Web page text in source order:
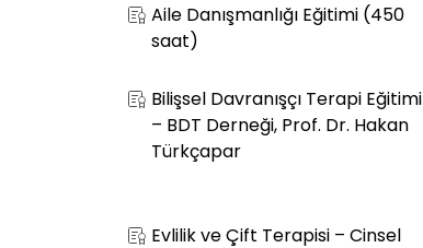
Aile Danışmanlığı Eğitimi (450
saat)
Bilişsel Davranışçı Terapi Eğitimi
– BDT Derneği, Prof. Dr. Hakan
Türkçapar
Evlilik ve Çift Terapisi – Cinsel